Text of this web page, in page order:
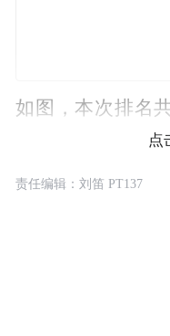
如图，本次排名
机厂，其中小米
团、吉利汽车、
点
责任编辑：刘笛 PT137